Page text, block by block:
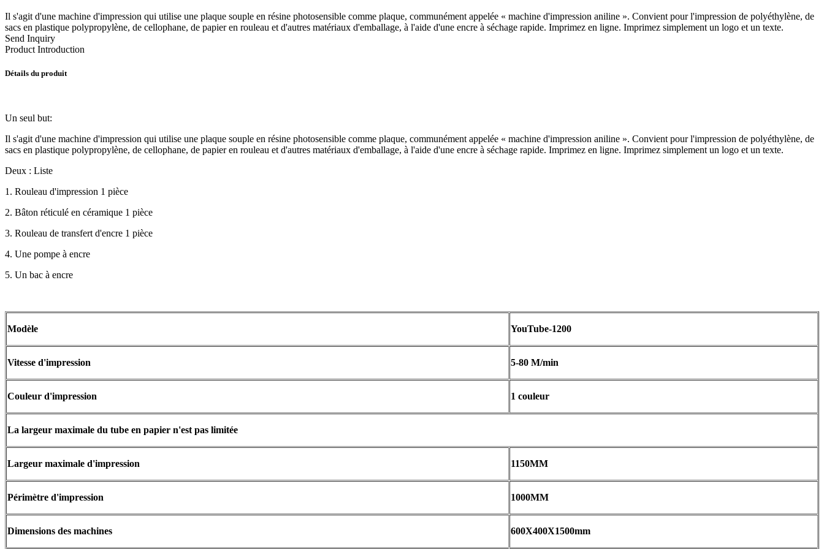
Il s'agit d'une machine d'impression qui utilise une plaque souple en résine photosensible comme plaque, communément appelée « machine d'impression aniline ». Convient pour l'impression de polyéthylène, de
sacs en plastique polypropylène, de cellophane, de papier en rouleau et d'autres matériaux d'emballage, à l'aide d'une encre à séchage rapide. Imprimez en ligne. Imprimez simplement un logo et un texte.
Send Inquiry
Product Introduction
Détails du produit
Un seul but:
Il s'agit d'une machine d'impression qui utilise une plaque souple en résine photosensible comme plaque, communément appelée « machine d'impression aniline ». Convient pour l'impression de polyéthylène, de
sacs en plastique polypropylène, de cellophane, de papier en rouleau et d'autres matériaux d'emballage, à l'aide d'une encre à séchage rapide. Imprimez en ligne. Imprimez simplement un logo et un texte.
Deux : Liste
1. Rouleau d'impression 1 pièce
2. Bâton réticulé en céramique 1 pièce
3. Rouleau de transfert d'encre 1 pièce
4. Une pompe à encre
5. Un bac à encre
Modèle YouTube-1200
Vitesse d'impression 5-80 M/min
Couleur d'impression 1 couleur
La largeur maximale du tube en papier n'est pas limitée
Largeur maximale d'impression 1150MM
Périmètre d'impression 1000MM
Dimensions des machines 600X400X1500mm